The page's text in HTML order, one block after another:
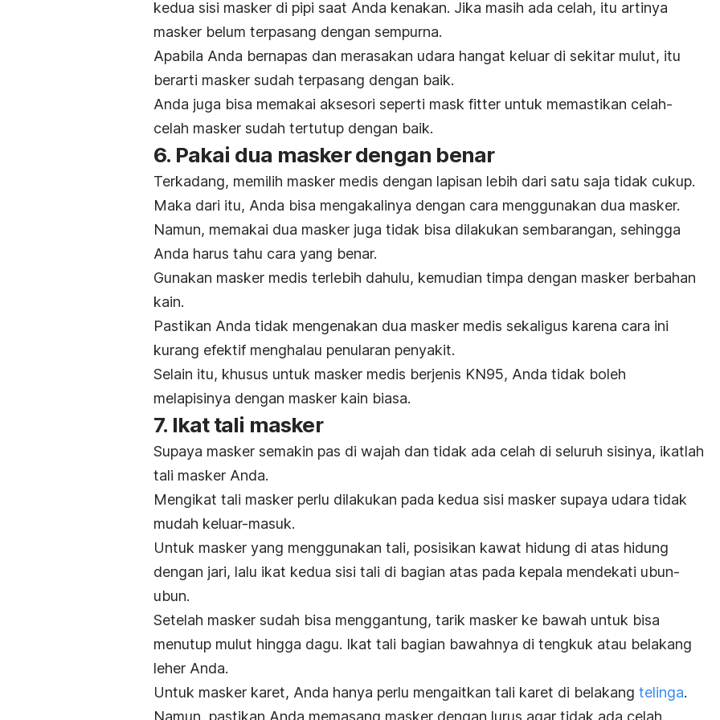
kedua sisi masker di pipi saat Anda kenakan. Jika masih ada celah, itu artinya
masker belum terpasang dengan sempurna.
Apabila Anda bernapas dan merasakan udara hangat keluar di sekitar mulut, itu
berarti masker sudah terpasang dengan baik.
Anda juga bisa memakai aksesori seperti mask fitter untuk memastikan celah-
celah masker sudah tertutup dengan baik.
6. Pakai dua masker dengan benar
Terkadang, memilih masker medis dengan lapisan lebih dari satu saja tidak cukup.
Maka dari itu, Anda bisa mengakalinya dengan cara menggunakan dua masker.
Namun, memakai dua masker juga tidak bisa dilakukan sembarangan, sehingga
Anda harus tahu cara yang benar.
Gunakan masker medis terlebih dahulu, kemudian timpa dengan masker berbahan
kain.
Pastikan Anda tidak mengenakan dua masker medis sekaligus karena cara ini
kurang efektif menghalau penularan penyakit.
Selain itu, khusus untuk masker medis berjenis KN95, Anda tidak boleh
melapisinya dengan masker kain biasa.
7. Ikat tali masker
Supaya masker semakin pas di wajah dan tidak ada celah di seluruh sisinya, ikatlah
tali masker Anda.
Mengikat tali masker perlu dilakukan pada kedua sisi masker supaya udara tidak
mudah keluar-masuk.
Untuk masker yang menggunakan tali, posisikan kawat hidung di atas hidung
dengan jari, lalu ikat kedua sisi tali di bagian atas pada kepala mendekati ubun-
ubun.
Setelah masker sudah bisa menggantung, tarik masker ke bawah untuk bisa
menutup mulut hingga dagu. Ikat tali bagian bawahnya di tengkuk atau belakang
leher Anda.
Untuk masker karet, Anda hanya perlu mengaitkan tali karet di belakang telinga.
Namun, pastikan Anda memasang masker dengan lurus agar tidak ada celah.